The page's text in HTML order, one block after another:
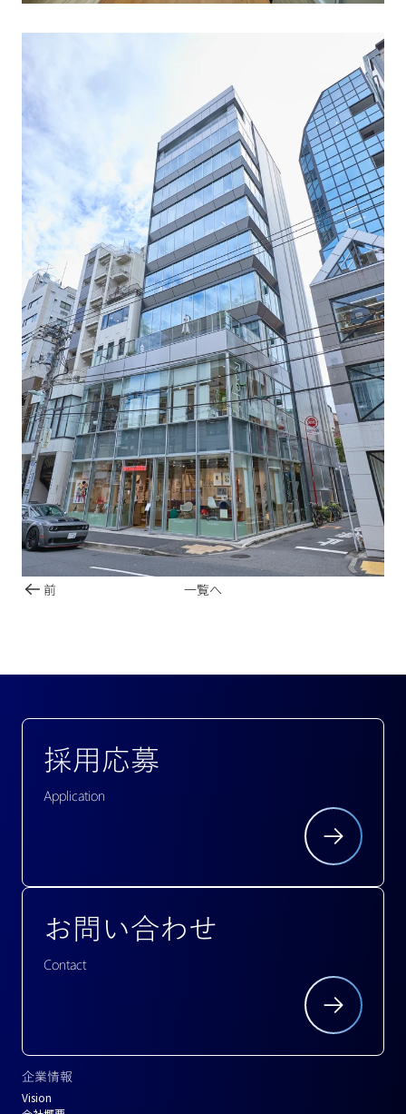
前 一覧へ
採用応募
Application
お問い合わせ
Contact
企業情報
Vision